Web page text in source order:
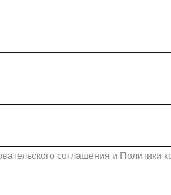
соглашения и Политики